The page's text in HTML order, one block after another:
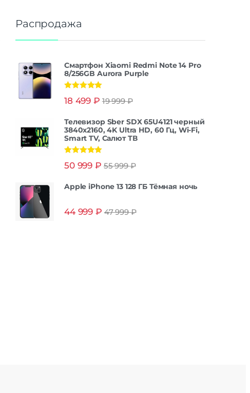
Распродажа
Смартфон Xiaomi Redmi Note 14 Pro
8/256GB Aurora Purple
из 5
18 499 ₽ 19 999₽
Телевизор Sber SDX 65U4121 черный
3840x2160, 4K Ultra HD, 60 Гц, Wi-Fi,
Smart TV, Салют ТВ
из 5
50 999 ₽ 55 999₽
Apple iPhone 13 128 ГБ Тёмная ночь
44 999 ₽ 47 999₽